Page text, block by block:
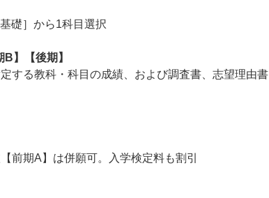
礎］から1科目選択
】【後期】
する教科・科目の成績、および調査書、志望理由書
前期A】は併願可。入学検定料も割引